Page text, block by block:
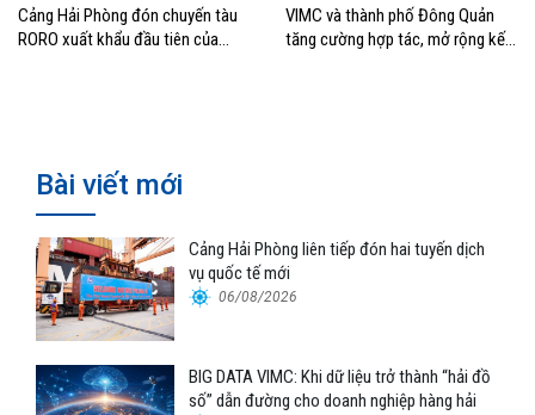
Cảng Hải Phòng đón chuyến tàu
RORO xuất khẩu đầu tiên của
VIMC và thành phố Đông Quản
tăng cường hợp tác, mở rộng kết
Bài viết mới
Cảng Hải Phòng liên tiếp đón hai tuyến dịch
vụ quốc tế mới
06/08/2026
BIG DATA VIMC: Khi dữ liệu trở thành “hải đồ
số” dẫn đường cho doanh nghiệp hàng hải